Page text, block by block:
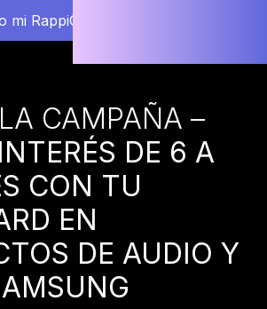
mi RappiCard
CAMPAÑA –
DE 6 A
CON TU
EN
DE AUDIO Y